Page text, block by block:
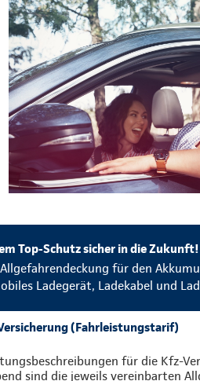
Top-Schutz sicher in die Zukunft!
für den
Ladegerät, Ladekabel und
(Fahrleistungstarif)
für die Kfz-
sind die jeweils vereinbarten